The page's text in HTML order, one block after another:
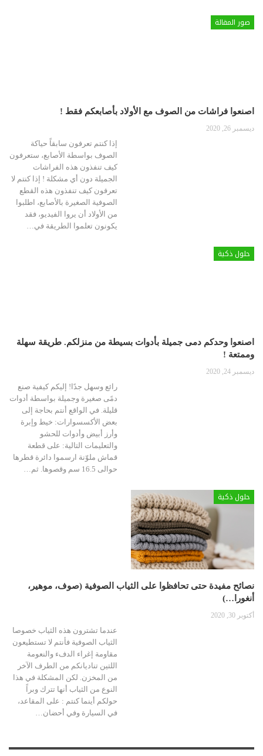
صور المقالة
اصنعوا فراشات من الصوف مع الأولاد بأصابعكم فقط !
ديسمبر 26, 2020
إذا كنتم تعرفون سابقاً حياكة
الصوف بواسطة الأصابع، ستعرفون
كيف تنفذون هذه الفراشات
الجميلة دون أي مشكلة ! إذا كنتم لا
تعرفون كيف تنفذون هذه القطع
الصوفية الصغيرة بالأصابع، اطلبوا
من الأولاد أن يروا الفيديو، فقد
يكونون تعلموا الطريقة في…
حلول ذكية
اصنعوا وحدكم دمى جميلة بأدوات بسيطة من منزلكم. طريقة سهلة
وممتعة !
ديسمبر 24, 2020
رائع وسهل جدًا! إليكم كيفية صنع
دمًى صغيرة وجميلة بواسطة أدوات
قليلة. في الواقع أنتم بحاجة إلى
بعض الأكسسوارات: خيط وإبرة
وأرز أبيض وأدوات للحشو
والتعليمات التالية: على قطعة
قماش ملوّنة ارسموا دائرة قطرها
حوالى 16.5 سم وقصوها. ثم…
حلول ذكية
نصائح مفيدة حتى تحافظوا على الثياب الصوفية (صوف، موهير،
أنغورا…)
أكتوبر 30, 2020
عندما تشترون هذه الثياب خصوصا
الثياب الصوفية فأنتم لا تستطيعون
مقاومة إغراء الدفء والنعومة
اللتين تناديانكم من الطرف الآخر
من المخزن. لكن المشكلة في هذا
النوع من الثياب أنها تترك وبراً
حولكم أينما كنتم : على المقاعد،
في السيارة وفي أحضان…